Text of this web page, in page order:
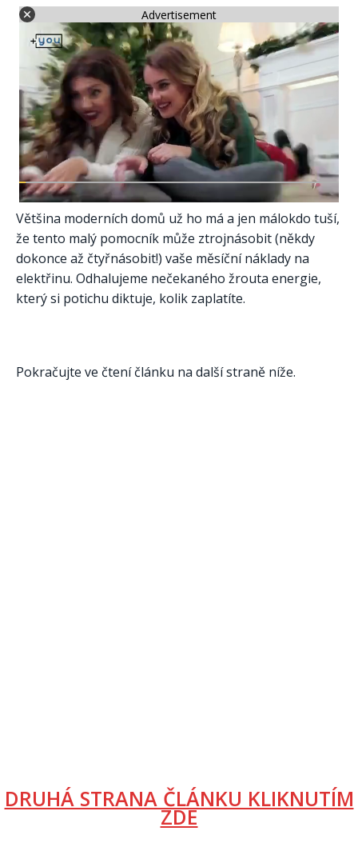
Advertisement
Většina moderních domů už ho má a jen málokdo tuší,
že tento malý pomocník může ztrojnásobit (někdy
dokonce až čtyřnásobit!) vaše měsíční náklady na
elektřinu. Odhalujeme nečekaného žrouta energie,
který si potichu diktuje, kolik zaplatíte.
Pokračujte ve čtení článku na další straně níže.
DRUHÁ STRANA ČLÁNKU KLIKNUTÍM
ZDE